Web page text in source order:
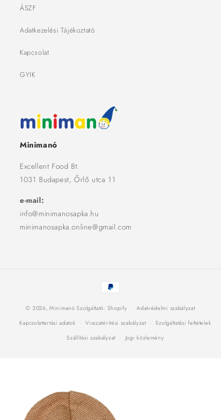
ÁSZF
Adatkezelési Tájékoztató
Kapcsolat
GYIK
Minimanó
Excellent Food Bt.
1031 Budapest, Őrlő utca 11
e-mail:
info@minimanosapka.hu
minimanosapka.online@gmail.com
Fizetési
módok
© 2026,Minimanó Szolgáltató: Shopify
Adatvédelmi szabályzat
Kapcsolattartási adatok
Visszatérítési szabályzat
Szolgáltatási feltételek
Szállítási szabályzat
Jogi közlemény